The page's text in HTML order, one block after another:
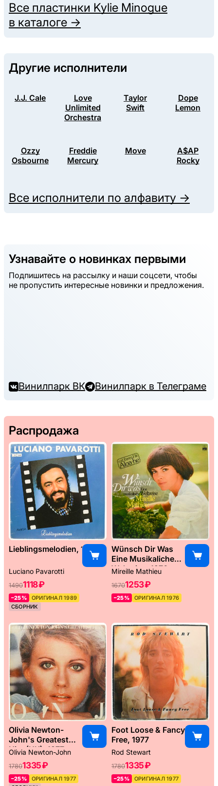
Все пластинки Kylie Minogue
в каталоге →
Другие исполнители
J.J. Cale
Love
Unlimited
Orchestra
Taylor
Swift
Dope
Lemon
Ozzy
Osbourne
Freddie
Mercury
Move
A$AP
Rocky
Все исполнители по алфавиту →
Узнавайте о новинках первыми
Подпишитесь на рассылку и наши соцсети, чтобы
не пропустить интересные новинки и предложения.
Винилпарк ВК Винилпарк в Телеграме
Распродажа
Lieblingsmelodien, 1989
Luciano Pavarotti
14901118 ₽
–25%
ОРИГИНАЛ 1989
СБОРНИК
Wünsch Dir Was
Eine Musikaliche
Weltreise, 1976
Mireille Mathieu
16701253 ₽
–25% ОРИГИНАЛ 1976
Olivia Newton-
John's Greatest
Hits (UK), 1977
Olivia Newton-John
17801335 ₽
–25%
ОРИГИНАЛ 1977
Foot Loose & Fancy
Free, 1977
Rod Stewart
17801335 ₽
–25% ОРИГИНАЛ 1977